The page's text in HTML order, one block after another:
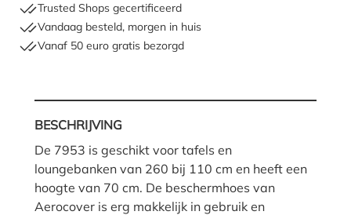
Trusted Shops gecertificeerd
Vandaag besteld, morgen in huis
Vanaf 50 euro gratis bezorgd
BESCHRIJVING
De 7953 is geschikt voor tafels en
loungebanken van 260 bij 110 cm en heeft een
hoogte van 70 cm. De beschermhoes van
Aerocover is erg makkelijk in gebruik en